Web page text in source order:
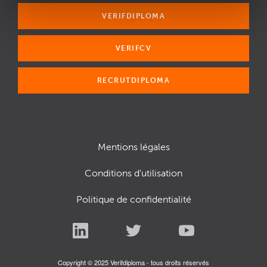
VERIFDIPLOMA
VERIFCV
RECRUTDIPLOMA
Mentions légales
Conditions d'utilisation
Politique de confidentialité
Copyright © 2025 Verifdiploma - tous droits réservés